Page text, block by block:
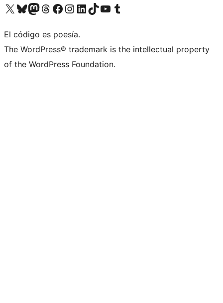
Visita nuestra cuenta de X (anteriormente Twitter)
Visita nuestra cuenta de Bluesky
Visita nuestra cuenta de Mastodon
Visita nuestra cuenta de Threads
Visita nuestra página de Facebook
Visita nuestra cuenta de Instagram
Visita nuestra cuenta de LinkedIn
Visita nuestra cuenta de TikTok
Visita nuestro canal de YouTube
Visita nuestra cuenta de Tumblr
El código es poesía.
The WordPress® trademark is the intellectual property
of the WordPress Foundation.